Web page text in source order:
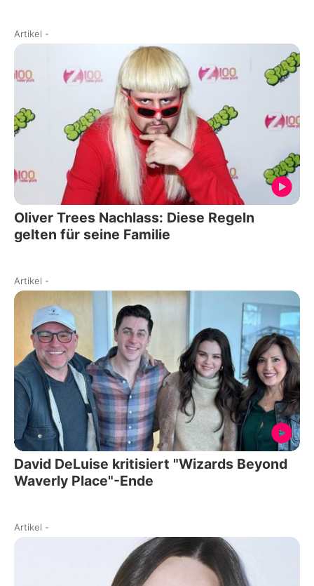
Artikel -
Oliver Trees Nachlass: Diese Regeln
gelten für seine Familie
Artikel -
David DeLuise kritisiert "Wizards Beyond
Waverly Place"-Ende
Artikel -